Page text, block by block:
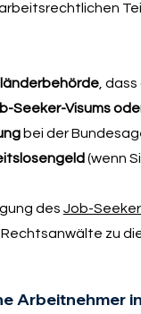
, dass
Seeker-Visums
bei der
(wenn
des Job-
zu
Arbeitnehmer